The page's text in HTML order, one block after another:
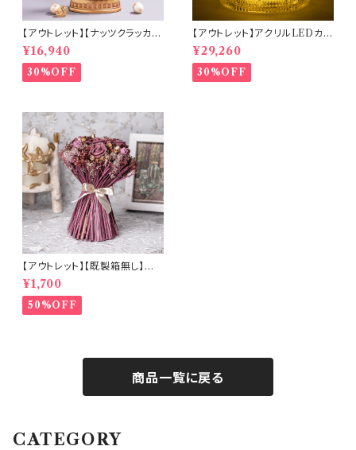
【アウトレット】【ナッツクラッカー
ツリー】リキッドLEDスノードー
ム【電池・USB仕様】(hr-1093
4)
¥16,940
30%OFF
【アウトレット】アクリルLEDカル
ーセルミュージック(10350)
¥29,260
30%OFF
【アウトレット】【既製箱無し】ロ
ーズが主役のドライフラワーブ
ーケ (b8527)
¥1,700
50%OFF
商品一覧に戻る
CATEGORY